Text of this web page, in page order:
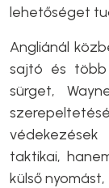
lehetőséget
Angliánál
sajtó és több
sürget,
taktikai,
külső